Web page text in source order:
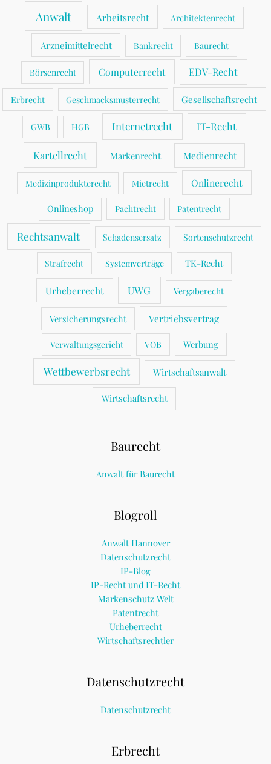
Anwalt Arbeitsrecht Architektenrecht
Arzneimittelrecht Bankrecht Baurecht
Börsenrecht Computerrecht EDV-Recht
Erbrecht Geschmacksmusterrecht Gesellschaftsrecht
GWB HGB Internetrecht IT-Recht
Kartellrecht Markenrecht Medienrecht
Medizinprodukterecht Mietrecht Onlinerecht
Onlineshop Pachtrecht Patentrecht
Rechtsanwalt Schadensersatz Sortenschutzrecht
Strafrecht Systemverträge TK-Recht
Urheberrecht UWG Vergaberecht
Versicherungsrecht Vertriebsvertrag
Verwaltungsgericht VOB Werbung
Wettbewerbsrecht Wirtschaftsanwalt
Wirtschaftsrecht
Baurecht
Anwalt für Baurecht
Blogroll
Anwalt Hannover
Datenschutzrecht
IP-Blog
IP-Recht und IT-Recht
Markenschutz Welt
Patentrecht
Urheberrecht
Wirtschaftsrechtler
Datenschutzrecht
Datenschutzrecht
Erbrecht